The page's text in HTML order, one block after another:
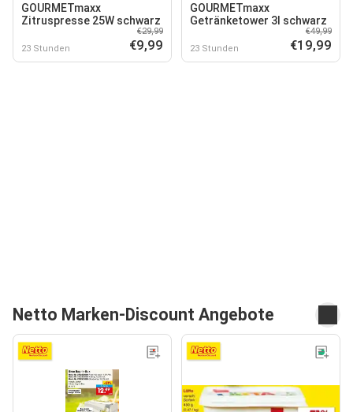
GOURMETmaxx
Zitruspresse 25W schwarz
23 Stunden
€29,99
€9,99
GOURMETmaxx
Getränketower 3l schwarz
23 Stunden
€49,99
€19,99
Netto Marken-Discount Angebote